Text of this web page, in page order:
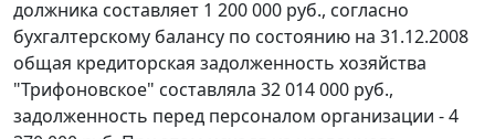
должника составляет 1 200 000 руб., согласно
бухгалтерскому балансу по состоянию на 31.12.2008
общая кредиторская задолженность хозяйства
"Трифоновское" составляла 32 014 000 руб.,
задолженность перед персоналом организации - 4